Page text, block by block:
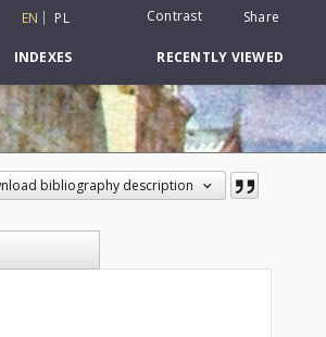
EN PL Contrast Share
INDEXES RECENTLY VIEWED
bibliography description